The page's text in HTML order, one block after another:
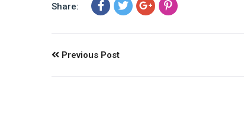
Share:
Previous Post